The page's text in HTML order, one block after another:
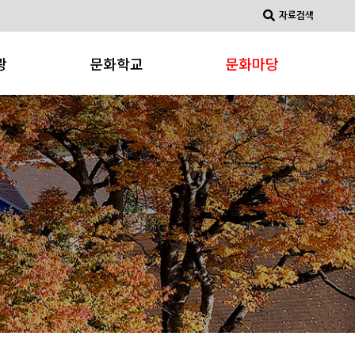
자료검색
문화학교 문화마당
이트
문화강좌
문화동아리
문화소식
공지사항
문화갤러리